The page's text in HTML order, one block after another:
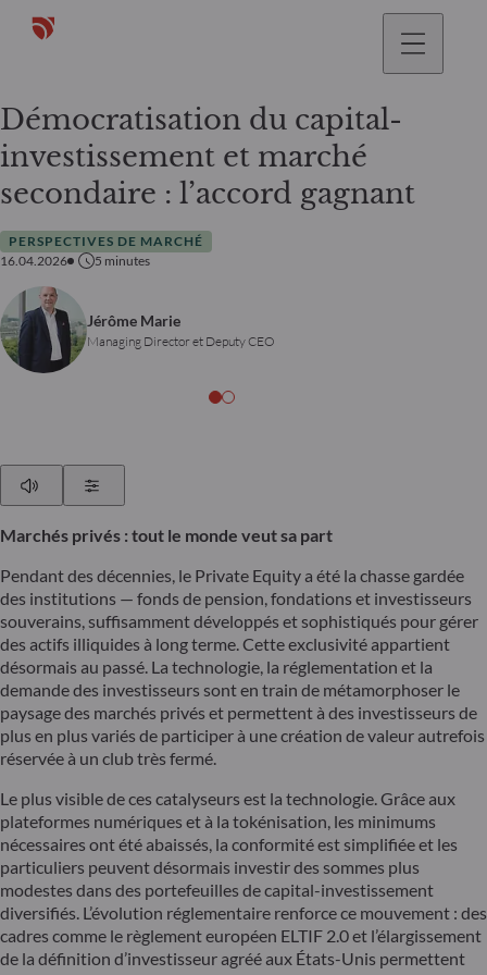
Démocratisation du capital-
investissement et marché
secondaire : l’accord gagnant
PERSPECTIVES DE MARCHÉ
16.04.2026
5 minutes
Jérôme Marie
Managing Director et Deputy CEO
Marchés privés : tout le monde veut sa part
Pendant des décennies, le Private Equity a été la chasse gardée
des institutions — fonds de pension, fondations et investisseurs
souverains, suffisamment développés et sophistiqués pour gérer
des actifs illiquides à long terme. Cette exclusivité appartient
désormais au passé. La technologie, la réglementation et la
demande des investisseurs sont en train de métamorphoser le
paysage des marchés privés et permettent à des investisseurs de
plus en plus variés de participer à une création de valeur autrefois
réservée à un club très fermé.
Le plus visible de ces catalyseurs est la technologie. Grâce aux
plateformes numériques et à la tokénisation, les minimums
nécessaires ont été abaissés, la conformité est simplifiée et les
particuliers peuvent désormais investir des sommes plus
modestes dans des portefeuilles de capital-investissement
diversifiés. L’évolution réglementaire renforce ce mouvement : des
cadres comme le règlement européen ELTIF 2.0 et l’élargissement
de la définition d’investisseur agréé aux États-Unis permettent